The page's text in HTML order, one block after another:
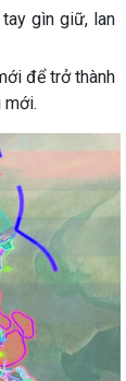
tay gìn giữ, lan
để trở thành